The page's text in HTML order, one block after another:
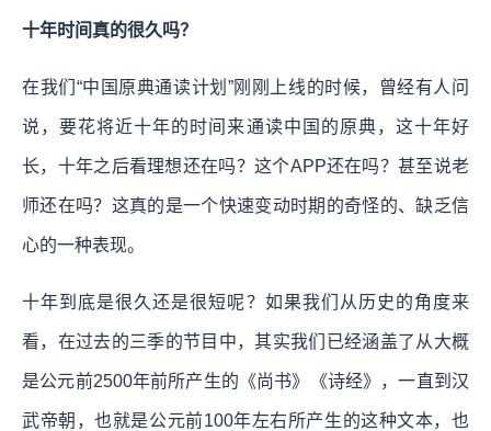
十年时间真的很久吗？
在我们“中国原典通读计划”刚刚上线的时候，曾经有人问
说，要花将近十年的时间来通读中国的原典，这十年好
长，十年之后看理想还在吗？这个APP还在吗？甚至说老
师还在吗？这真的是一个快速变动时期的奇怪的、缺乏信
心的一种表现。
十年到底是很久还是很短呢？如果我们从历史的角度来
看，在过去的三季的节目中，其实我们已经涵盖了从大概
是公元前2500年前所产生的《尚书》《诗经》，一直到汉
武帝朝，也就是公元前100年左右所产生的这种文本，也